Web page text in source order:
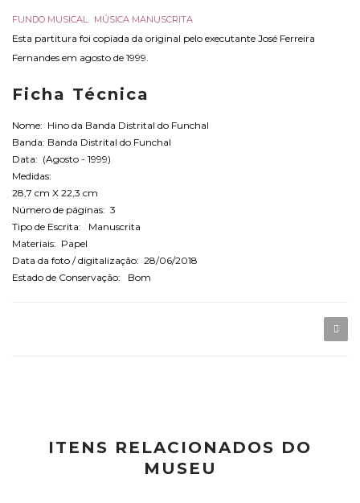
FUNDO MUSICAL MÚSICA MANUSCRITA
Esta partitura foi copiada da original pelo executante José Ferreira
Fernandes em agosto de 1999.
Ficha Técnica
Nome: Hino da Banda Distrital do Funchal
Banda: Banda Distrital do Funchal
Data: (Agosto - 1999)
Medidas:
28,7 cm X 22,3 cm
Número de páginas: 3
Tipo de Escrita: Manuscrita
Materiais: Papel
Data da foto / digitalização: 28/06/2018
Estado de Conservação: Bom
ITENS RELACIONADOS DO
MUSEU